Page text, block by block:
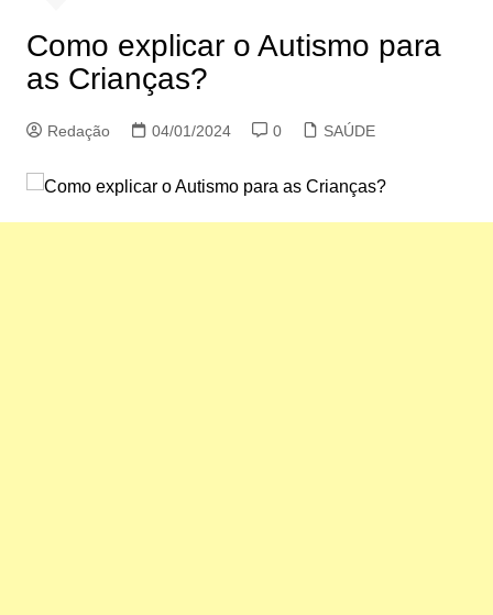
Como explicar o Autismo para
as Crianças?
Redação 04/01/2024 0 SAÚDE